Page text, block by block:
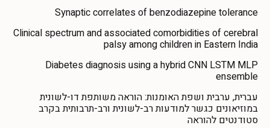
Synaptic correlates of benzodiazepine tolerance
Clinical spectrum and associated comorbidities of cerebral
palsy among children in Eastern India
Diabetes diagnosis using a hybrid CNN LSTM MLP
ensemble
עברית, ערבית ושפת האומנות: הוראה משותפת דו-לשונית
במוזיאונים כגשר למודעות רב-לשונית ורב-תרבותית בקרב
סטודנטים להוראה